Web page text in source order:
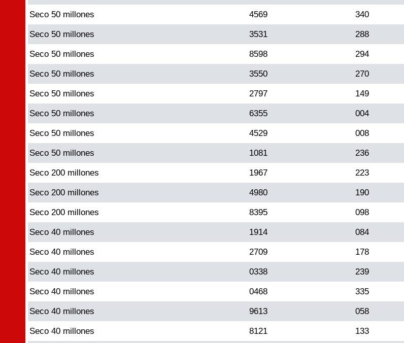
Seco 50 millones 4569 340
Seco 50 millones 3531 288
Seco 50 millones 8598 294
Seco 50 millones 3550 270
Seco 50 millones 2797 149
Seco 50 millones 6355 004
Seco 50 millones 4529 008
Seco 50 millones 1081 236
Seco 200 millones 1967 223
Seco 200 millones 4980 190
Seco 200 millones 8395 098
Seco 40 millones 1914 084
Seco 40 millones 2709 178
Seco 40 millones 0338 239
Seco 40 millones 0468 335
Seco 40 millones 9613 058
Seco 40 millones 8121 133